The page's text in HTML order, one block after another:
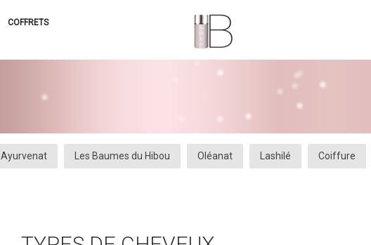
COFFRETS
Ayurvenat Les Baumes du Hibou Oléanat Lashilé Coiffure